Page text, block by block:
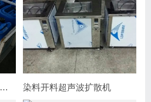
纺织针专用清洗剂：纺织行业的高效清洁利器 染料开料超声波扩散机